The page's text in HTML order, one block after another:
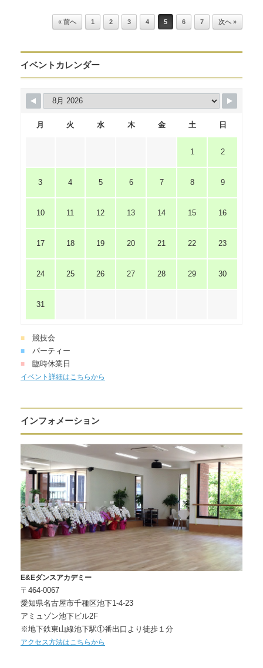
Post navigation
« 前へ 1 2 3 4 5 6 7 次へ »
イベントカレンダー
月 火 水 木 金 土 日
1 2
3 4 5 6 7 8 9
10 11 12 13 14 15 16
17 18 19 20 21 22 23
24 25 26 27 28 29 30
31
■ 競技会
■ パーティー
■ 臨時休業日
イベント詳細はこちらから
インフォメーション
E&Eダンスアカデミー
〒464-0067
愛知県名古屋市千種区池下1-4-23
アミュゾン池下ビル2F
※地下鉄東山線池下駅①番出口より徒歩１分
アクセス方法はこちらから